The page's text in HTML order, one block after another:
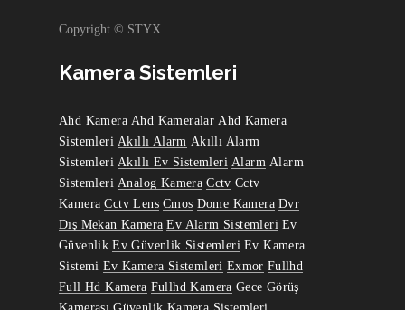
Copyright © STYX
Kamera Sistemleri
Ahd Kamera Ahd Kameralar Ahd Kamera
Sistemleri Akıllı Alarm Akıllı Alarm
Sistemleri Akıllı Ev Sistemleri Alarm Alarm
Sistemleri Analog Kamera Cctv Cctv
Kamera Cctv Lens Cmos Dome Kamera Dvr
Dış Mekan Kamera Ev Alarm Sistemleri Ev
Güvenlik Ev Güvenlik Sistemleri Ev Kamera
Sistemi Ev Kamera Sistemleri Exmor Fullhd
Full Hd Kamera Fullhd Kamera Gece Görüş